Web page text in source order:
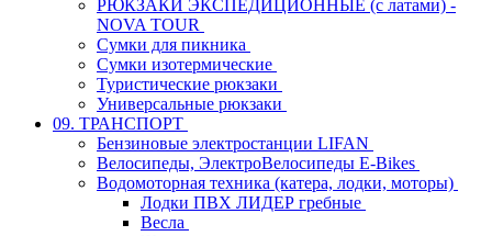
РЮКЗАКИ ЭКСПЕДИЦИОННЫЕ (с латами) -
NOVA TOUR
Сумки для пикника
Сумки изотермические
Туристические рюкзаки
Универсальные рюкзаки
09. ТРАНСПОРТ
Бензиновые электростанции LIFAN
Велосипеды, ЭлектроВелосипеды E-Bikes
Водомоторная техника (катера, лодки, моторы)
Лодки ПВХ ЛИДЕР гребные
Весла